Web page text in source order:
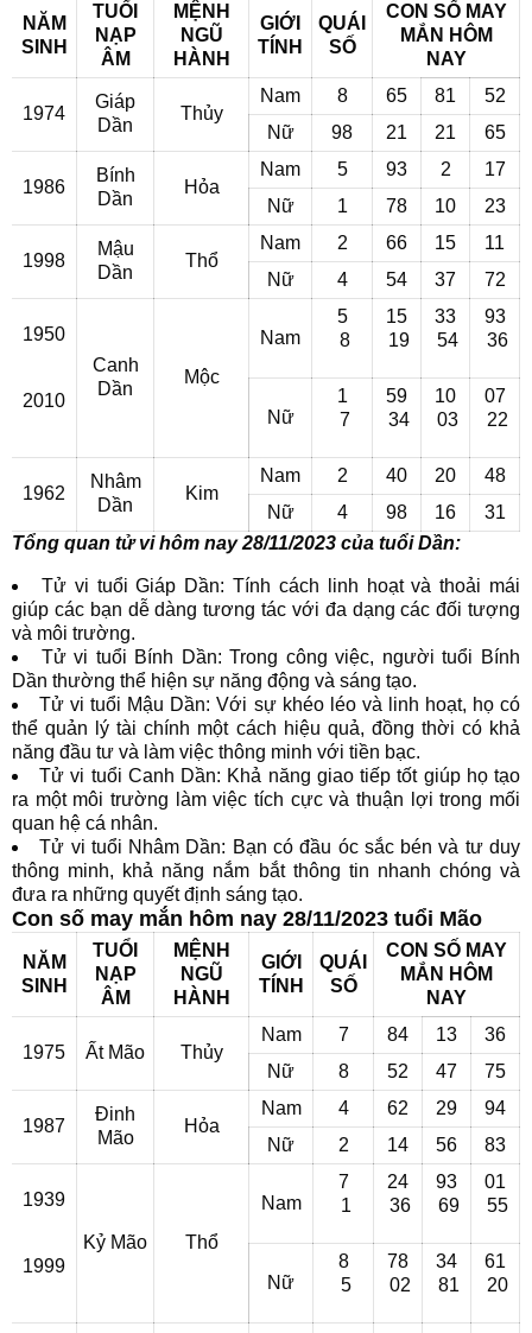
NĂM
SINH
TUỔI
NẠP
ÂM
MỆNH
NGŨ
HÀNH
GIỚI
TÍNH
QUÁI
SỐ
CON SỐ MAY
MẮN HÔM
NAY
1974
Giáp
Dần
Thủy
Nam 8 65 81
52
Nữ
98 21 21 65
1986
Bính
Dần
Hỏa
Nam 5 93 2
17
Nữ
1 78 10 23
1998
Mậu
Dần
Thổ
Nam 2 66 15
11
Nữ
4 54 37 72
1950
2010
Canh
Dần
Mộc
Nam
5
8
15
19
33
54
93
36
Nữ
1
7
59
34
10
03
07
22
1962
Nhâm
Dần
Kim
Nam 2 40 20
48
Nữ
4 98 16
31
Tổng quan tử vi hôm nay 28/11/2023 của tuổi Dần:
Tử vi tuổi Giáp Dần: Tính cách linh hoạt và thoải mái
giúp các bạn dễ dàng tương tác với đa dạng các đối tượng
và môi trường.
Tử vi tuổi Bính Dần: Trong công việc, người tuổi Bính
Dần thường thể hiện sự năng động và sáng tạo.
Tử vi tuổi Mậu Dần: Với sự khéo léo và linh hoạt, họ có
thể quản lý tài chính một cách hiệu quả, đồng thời có khả
năng đầu tư và làm việc thông minh với tiền bạc.
Tử vi tuổi Canh Dần: Khả năng giao tiếp tốt giúp họ tạo
ra một môi trường làm việc tích cực và thuận lợi trong mối
quan hệ cá nhân.
Tử vi tuổi Nhâm Dần: Bạn có đầu óc sắc bén và tư duy
thông minh, khả năng nắm bắt thông tin nhanh chóng và
đưa ra những quyết định sáng tạo.
Con số may mắn hôm nay 28/11/2023 tuổi Mão
NĂM
SINH
TUỔI
NẠP
ÂM
MỆNH
NGŨ
HÀNH
GIỚI
TÍNH
QUÁI
SỐ
CON SỐ MAY
MẮN HÔM
NAY
1975 Ất Mão Thủy
Nam 7 84 13
36
Nữ
8 52 47 75
1987
Đinh
Mão
Hỏa
Nam 4 62 29
94
Nữ
2 14 56 83
1939
1999
Kỷ Mão Thổ
Nam
7
1
24
36
93
69
01
55
Nữ
8
5
78
02
34
81
61
20